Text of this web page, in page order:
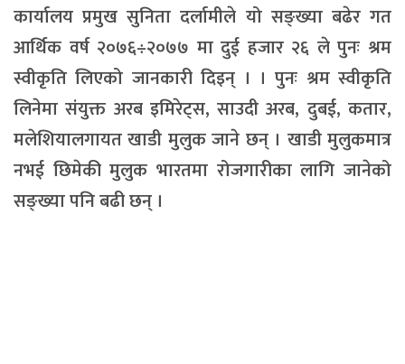
कार्यालय प्रमुख सुनिता दर्लामीले यो सङ्ख्या बढेर गत
आर्थिक वर्ष २०७६÷२०७७ मा दुई हजार २६ ले पुनः श्रम
स्वीकृति लिएको जानकारी दिइन् । । पुनः श्रम स्वीकृति
लिनेमा संयुक्त अरब इमिरेट्स, साउदी अरब, दुबई, कतार,
मलेशियालगायत खाडी मुलुक जाने छन् । खाडी मुलुकमात्र
नभई छिमेकी मुलुक भारतमा रोजगारीका लागि जानेको
सङ्ख्या पनि बढी छन् ।